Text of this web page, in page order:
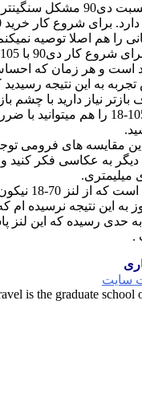
دی300 به نسبت دی90 مشکل
را هم اصلا توصیه
است و هر زمان که
تجربه به این نتیجه رسیدید
بازتر نیاز دارید با چشم
کنید و لنز 105-18 را هم میتوانید
مقایسه های فرومی
دیگر به عکاسی فکر کنید و
میلیمتری.
بنده 6 سال است
به این نتیجه نرسیده ام
به حدی رسیده که این لنز
.
سایت
is the graduate school